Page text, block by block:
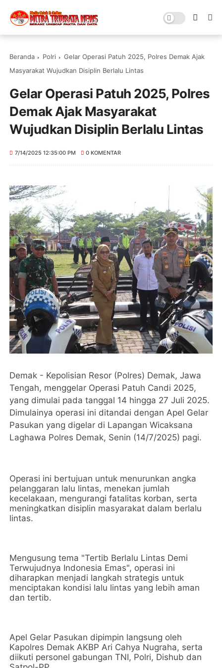
Beranda Polri
Gelar Operasi Patuh 2025, Polres Demak Ajak
Masyarakat Wujudkan Disiplin Berlalu Lintas
Gelar Operasi Patuh 2025, Polres
Demak Ajak Masyarakat
Wujudkan Disiplin Berlalu Lintas
7/14/2025 12:35:00 PM 0 KOMENTAR
Demak - Kepolisian Resor (Polres) Demak, Jawa
Tengah, menggelar Operasi Patuh Candi 2025,
yang dimulai pada tanggal 14 hingga 27 Juli 2025.
Dimulainya operasi ini ditandai dengan Apel Gelar
Pasukan yang digelar di Lapangan Wicaksana
Laghawa Polres Demak, Senin (14/7/2025) pagi.
Operasi ini bertujuan untuk menurunkan angka
pelanggaran lalu lintas, menekan jumlah
kecelakaan, mengurangi fatalitas korban, serta
meningkatkan disiplin masyarakat dalam berlalu
lintas.
Mengusung tema "Tertib Berlalu Lintas Demi
Terwujudnya Indonesia Emas", operasi ini
diharapkan menjadi langkah strategis untuk
menciptakan kondisi lalu lintas yang lebih aman
dan tertib.
Apel Gelar Pasukan dipimpin langsung oleh
Kapolres Demak AKBP Ari Cahya Nugraha, serta
diikuti personel gabungan TNI, Polri, Dishub dan